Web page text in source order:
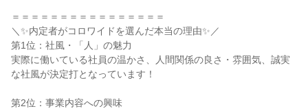
＝＝＝＝＝＝＝＝＝＝＝＝＝＝＝＝
＼✨内定者がコロワイドを選んだ本当の理由✨／
第1位：社風・「人」の魅力
実際に働いている社員の温かさ、人間関係の良さ・雰囲気、誠実
な社風が決定打となっています！
第2位：事業内容への興味